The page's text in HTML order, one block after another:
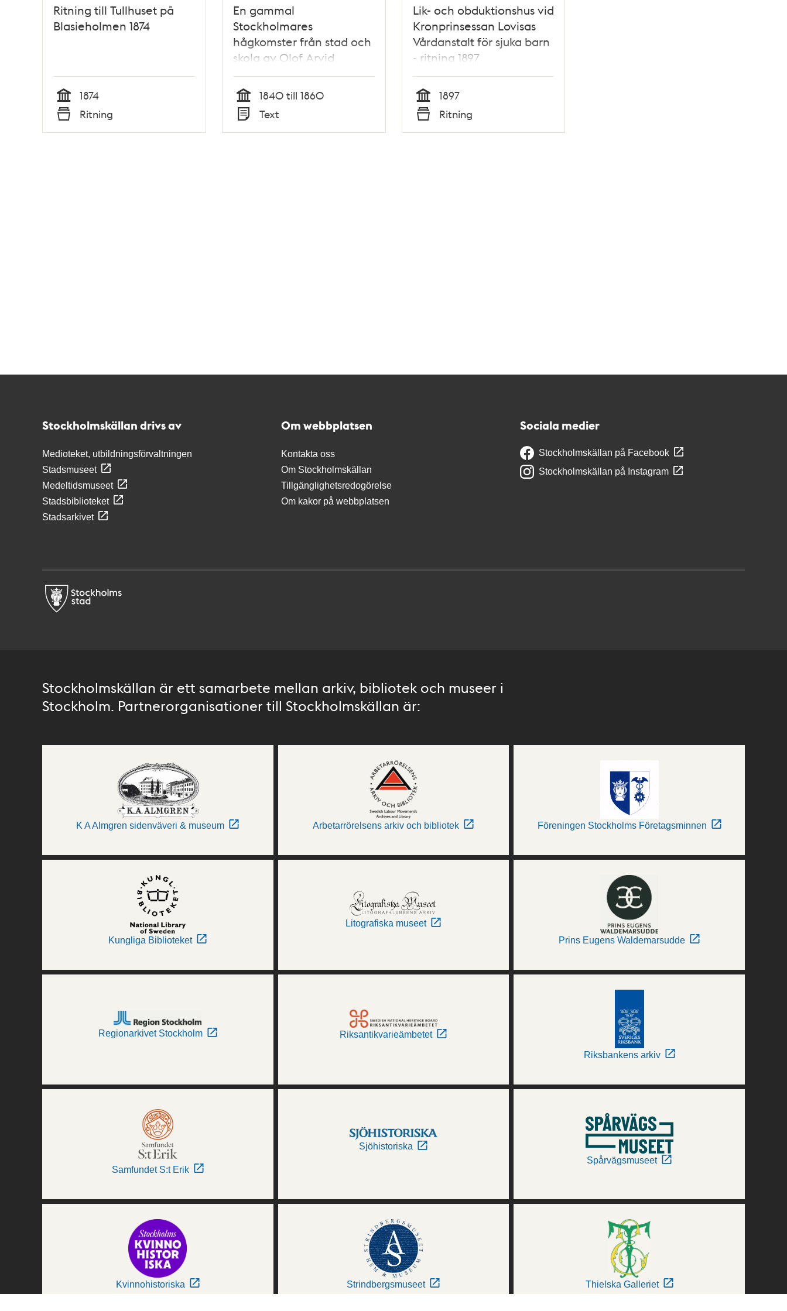
Ritning till Tullhuset på
Blasieholmen 1874
Tid
1874
Typ
Ritning
En gammal
Stockholmares
hågkomster från stad och
skola av Olof Arvid
Stridsberg
Tid
1840 till 1860
Typ
Text
Lik- och obduktionshus vid
Kronprinsessan Lovisas
Vårdanstalt för sjuka barn
- ritning 1897
Tid
1897
Typ
Ritning
Stockholmskällan drivs av
Medioteket, utbildningsförvaltningen
Stadsmuseet
Medeltidsmuseet
Stadsbiblioteket
Stadsarkivet
Om webbplatsen
Kontakta oss
Om Stockholmskällan
Tillgänglighetsredogörelse
Om kakor på webbplatsen
Sociala medier
Stockholmskällan på Facebook
Stockholmskällan på Instagram
Stockholmskällan är ett samarbete mellan arkiv, bibliotek och museer i
Stockholm. Partnerorganisationer till Stockholmskällan är:
K A Almgren sidenväveri & museum Arbetarrörelsens arkiv och bibliotek Föreningen Stockholms Företagsminnen
Kungliga Biblioteket
Litografiska museet
Prins Eugens Waldemarsudde
Regionarkivet Stockholm Riksantikvarieämbetet
Riksbankens arkiv
Samfundet S:t Erik
Sjöhistoriska
Spårvägsmuseet
Kvinnohistoriska Strindbergsmuseet Thielska Galleriet